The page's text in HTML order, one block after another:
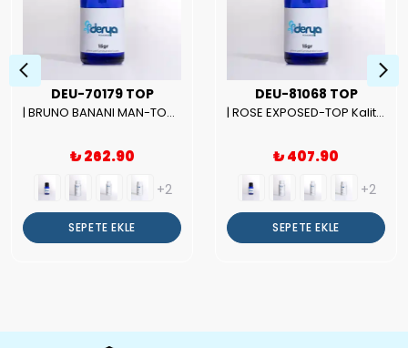
DEU-70179 TOP
| BRUNO BANANI MAN-TOP Kalite Erkek Parfüm Esansı.|
₺ 262.90
+2
SEPETE EKLE
DEU-81068 TOP
| ROSE EXPOSED-TOP Kalite Unısex Parfüm Esansı.|
₺ 407.90
+2
SEPETE EKLE